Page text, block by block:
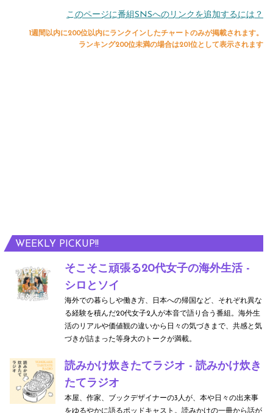
WEEKLY PICKUP!!
そこそこ頑張る20代女子の海外生活 -
シロとソイ
海外での暮らしや働き方、日本への帰国など、それぞれ異な
る経験を積んだ20代女子2人が本音で語り合う番組。海外生
活のリアルや価値観の違いから日々の気づきまで、共感と気
づきが詰まった等身大のトークが満載。
読みかけ炊きたてラジオ - 読みかけ炊き
たてラジオ
本屋、作家、ブックデザイナーの3人が、本や日々の出来事
をゆるやかに語るポッドキャスト。読みかけの一冊から話が
このページに番組SNSへのリンクを追加するには？
1週間以内に200位以内にランクインしたチャートのみが掲載されます。
ランキング200位未満の場合は201位として表示されます